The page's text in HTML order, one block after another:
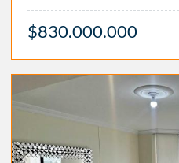
$830.000.000